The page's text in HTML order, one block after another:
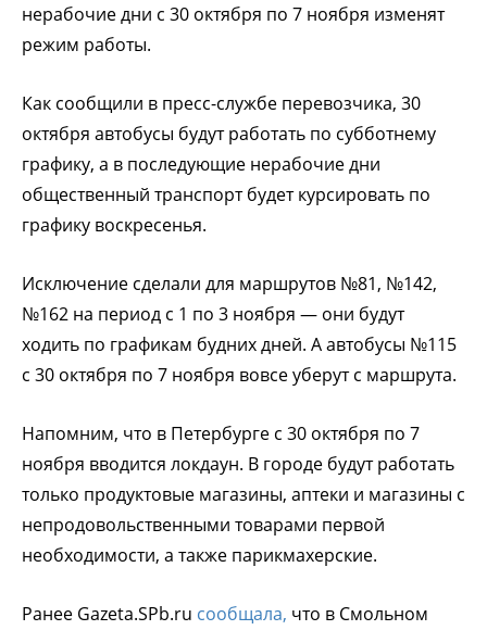
нерабочие дни с 30 октября по 7 ноября изменят
режим работы.
Как сообщили в пресс-службе перевозчика, 30
октября автобусы будут работать по субботнему
графику, а в последующие нерабочие дни
общественный транспорт будет курсировать по
графику воскресенья.
Исключение сделали для маршрутов №81, №142,
№162 на период с 1 по 3 ноября — они будут
ходить по графикам будних дней. А автобусы №115
с 30 октября по 7 ноября вовсе уберут с маршрута.
Напомним, что в Петербурге с 30 октября по 7
ноября вводится локдаун. В городе будут работать
только продуктовые магазины, аптеки и магазины с
непродовольственными товарами первой
необходимости, а также парикмахерские.
Ранее Gazeta.SPb.ru сообщала, что в Смольном